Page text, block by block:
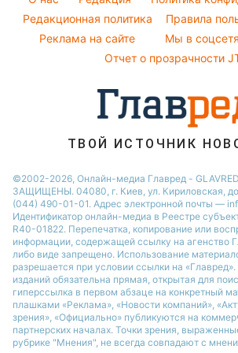
Ольга Сумская
Филипп Киркоров
Пылевая буря
Авто
Комнатные растения
Редакционная политика
Правила
Реклама на сайте
Мы в
Отчет о прозрачности
ТВОЙ ИСТОЧНИК
©2002-2026, Онлайн-медиа Главред -
ЗАЩИЩЕНЫ. 04080, г. Киев, ул. Кириловская,
(044) 490-01-01. Адрес электронной почты —
Идентификатор онлайн-медиа в Реестре
R40-01822. Перепечатка, копирование или
информации, содержащей ссылку на агенство
либо виде запрещено. Использование
разрешается при условии ссылки на
изданий обязательна прямая, открытая для
гиперссылка в первом абзаце на конкретный
плашками «Реклама», «Новости компаний»,
зрения», «Официально» публикуются на
партнерских началах. Точки зрения,
рубрике "Мнения", не всегда совпадают с